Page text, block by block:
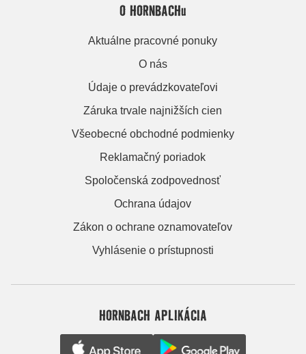
O HORNBACHu
Aktuálne pracovné ponuky
O nás
Údaje o prevádzkovateľovi
Záruka trvale najnižších cien
Všeobecné obchodné podmienky
Reklamačný poriadok
Spoločenská zodpovednosť
Ochrana údajov
Zákon o ochrane oznamovateľov
Vyhlásenie o prístupnosti
HORNBACH APLIKÁCIA